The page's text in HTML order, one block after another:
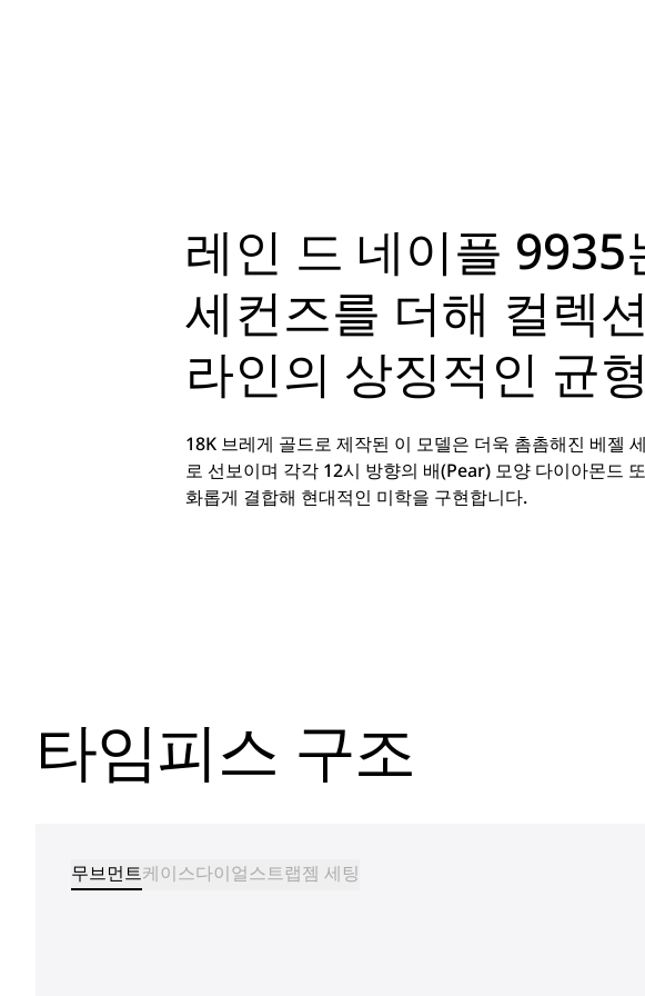
레인 드 네이플
세컨즈를 더해 컬렉
라인의 상징적인 균
18K 브레게 골드로 제작된 이 모델은 더욱 촘촘해진 베젤
로 선보이며 각각 12시 방향의 배(Pear) 모양 다이아몬드
화롭게 결합해 현대적인 미학을 구현합니다.
타임피스 구조
무브먼트케이스다이얼스트랩젬 세팅